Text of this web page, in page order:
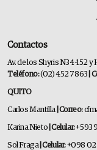
Contactos
Av. de los Shyris N34-152
Teléfono:(02) 452 7863 |
QUITO
Carlos Mantilla | Correo:
Karina Nieto | Celular:+593
Sol Fraga | Celular:+098